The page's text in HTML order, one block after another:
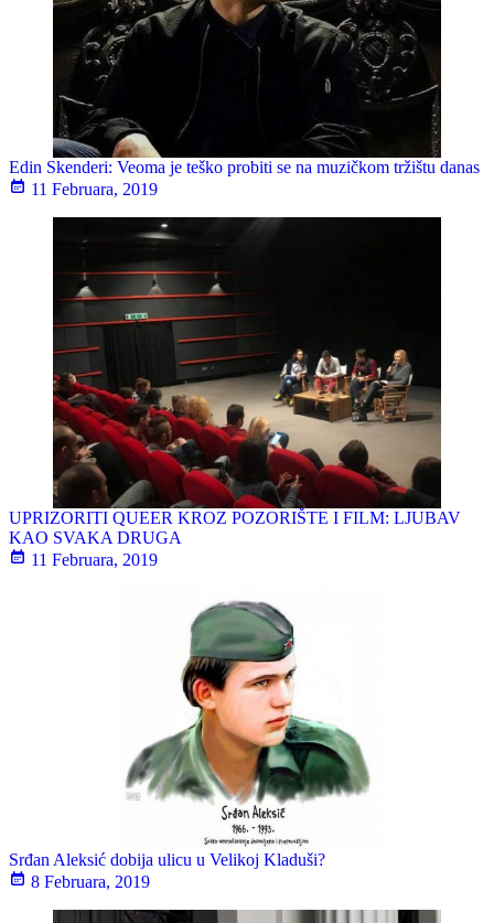
Edin Skenderi: Veoma je teško probiti se na muzičkom tržištu danas
11 Februara, 2019
UPRIZORITI QUEER KROZ POZORIŠTE I FILM: LJUBAV
KAO SVAKA DRUGA
11 Februara, 2019
Srđan Aleksić dobija ulicu u Velikoj Kladuši?
8 Februara, 2019